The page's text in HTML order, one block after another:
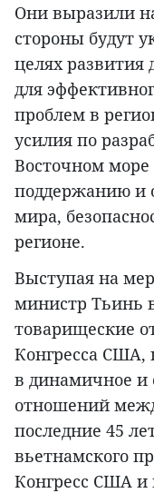
Они выразили
стороны будут
целях развития
для
проблем в
усилия по
Восточном море
поддержанию и
мира,
регионе.
Выступая на
министр Тьинь
товарищеские
Конгресса США,
в динамичное и
отношений
последние 45
вьетнамского
Конгресс США